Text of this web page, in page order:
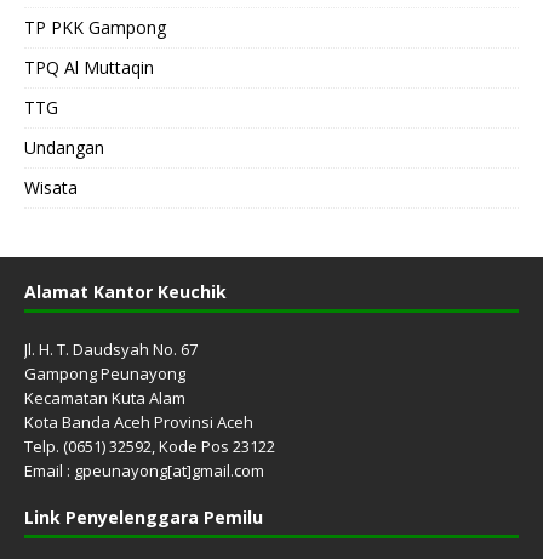
TP PKK Gampong
TPQ Al Muttaqin
TTG
Undangan
Wisata
Alamat Kantor Keuchik
Jl. H. T. Daudsyah No. 67
Gampong Peunayong
Kecamatan Kuta Alam
Kota Banda Aceh Provinsi Aceh
Telp. (0651) 32592, Kode Pos 23122
Email : gpeunayong[at]gmail.com
Link Penyelenggara Pemilu